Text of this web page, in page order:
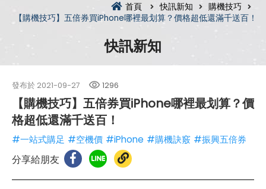
首頁 快訊新知
購機技巧
【購機技巧】五倍券買iPhone哪裡最划算？價格超低還滿千送百！
快訊新知
發布於 2021-09-27 1296
【購機技巧】五倍券買iPhone哪裡最划算？價
格超低還滿千送百！
#一站式購足 #空機價 #iPhone #購機訣竅 #振興五倍券
分享給朋友